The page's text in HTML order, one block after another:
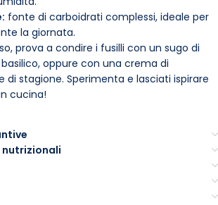
fonte di carboidrati complessi, ideale per
la giornata.
prova a condire i fusilli con un sugo di
oppure con una crema di
di stagione. Sperimenta e lasciati ispirare
cucina!
nutrizionali